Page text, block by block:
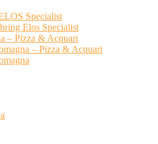
Specialist
Elos Specialist
– Pizza & Acquari
– Pizza & Acquari